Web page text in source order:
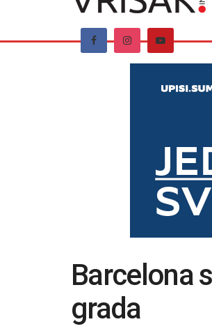
Barcelona
grada